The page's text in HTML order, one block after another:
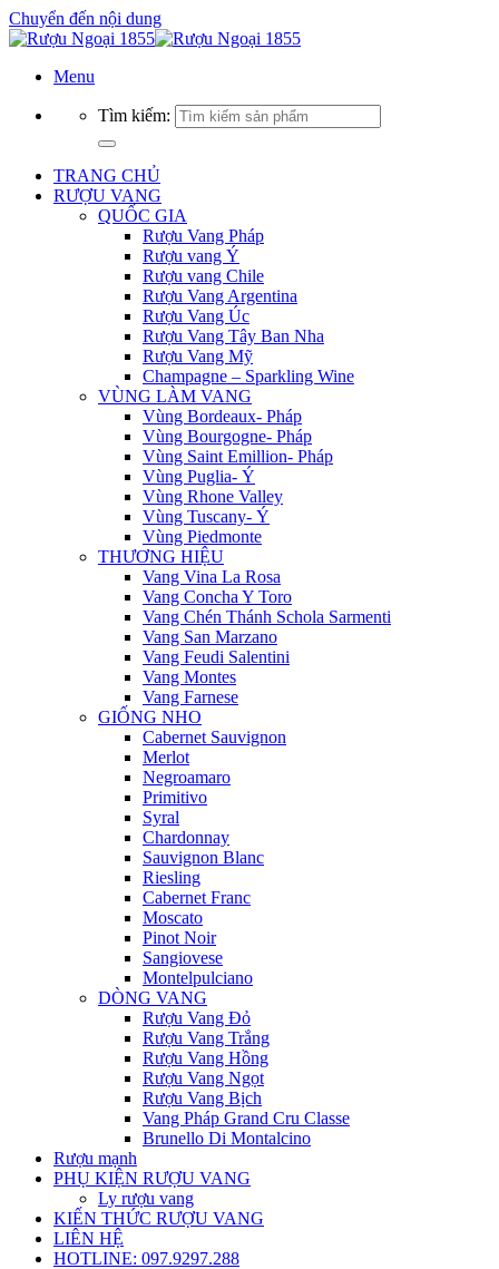
Chuyển đến nội dung
Menu
Tìm kiếm:
TRANG CHỦ
RƯỢU VANG
QUỐC GIA
Rượu Vang Pháp
Rượu vang Ý
Rượu vang Chile
Rượu Vang Argentina
Rượu Vang Úc
Rượu Vang Tây Ban Nha
Rượu Vang Mỹ
Champagne – Sparkling Wine
VÙNG LÀM VANG
Vùng Bordeaux- Pháp
Vùng Bourgogne- Pháp
Vùng Saint Emillion- Pháp
Vùng Puglia- Ý
Vùng Rhone Valley
Vùng Tuscany- Ý
Vùng Piedmonte
THƯƠNG HIỆU
Vang Vina La Rosa
Vang Concha Y Toro
Vang Chén Thánh Schola Sarmenti
Vang San Marzano
Vang Feudi Salentini
Vang Montes
Vang Farnese
GIỐNG NHO
Cabernet Sauvignon
Merlot
Negroamaro
Primitivo
Syral
Chardonnay
Sauvignon Blanc
Riesling
Cabernet Franc
Moscato
Pinot Noir
Sangiovese
Montelpulciano
DÒNG VANG
Rượu Vang Đỏ
Rượu Vang Trắng
Rượu Vang Hồng
Rượu Vang Ngọt
Rượu Vang Bịch
Vang Pháp Grand Cru Classe
Brunello Di Montalcino
Rượu mạnh
PHỤ KIỆN RƯỢU VANG
Ly rượu vang
KIẾN THỨC RƯỢU VANG
LIÊN HỆ
HOTLINE: 097.9297.288